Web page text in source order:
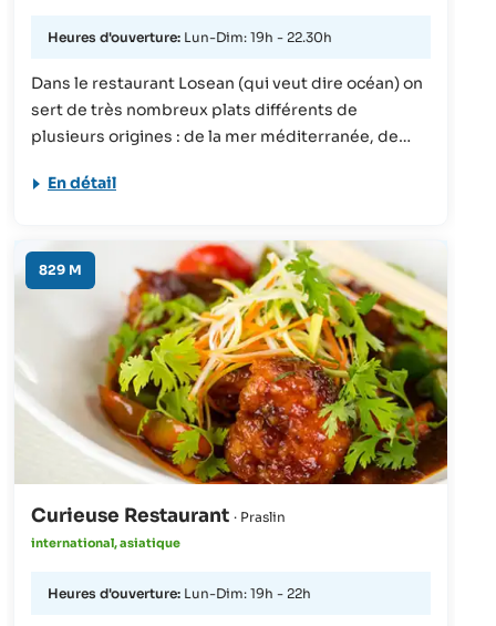
Heures d'ouverture: Lun-Dim: 19h - 22.30h
Dans le restaurant Losean (qui veut dire océan) on
sert de très nombreux plats différents de
plusieurs origines : de la mer méditerranée, de
Saoudite, etc. La cuisine est ouverte et vous
Vous pouvez ici prendre votre petit-déjeuner et
votre dîner.
En détail
829 M
Curieuse Restaurant · Praslin
international, asiatique
Heures d'ouverture: Lun-Dim: 19h - 22h